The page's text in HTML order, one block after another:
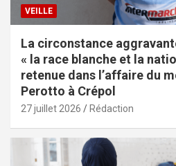
VEILLE
La circonstance
« la race blanche et la
retenue dans l’affaire du
Perotto à Crépol
27 juillet 2026 Rédaction